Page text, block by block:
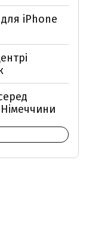
iPhone